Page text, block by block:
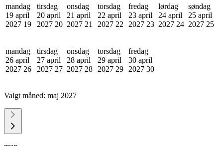
mandag
19 april
2027 19
tirsdag
20 april
2027 20
onsdag
21 april
2027 21
torsdag
22 april
2027 22
fredag
23 april
2027 23
lørdag
24 april
2027 24
søndag
25 april
2027 25
mandag
26 april
2027 26
tirsdag
27 april
2027 27
onsdag
28 april
2027 28
torsdag
29 april
2027 29
fredag
30 april
2027 30
Valgt måned: maj 2027